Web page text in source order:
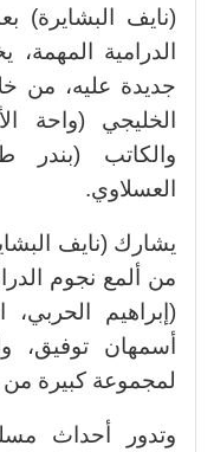
(نايف البشايرة)
الدرامية
جديدة عليه، من
الخليجي (واحة
والكاتب (بندر
العسلاوي.
يشارك (نايف
من ألمع نجوم
(إبراهيم الحربي،
أسمهان توفيق،
لمجموعة كبيرة من
وتدور أحداث